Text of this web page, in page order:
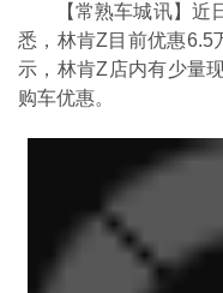
【常熟车城讯】近日
悉，林肯Z目前优惠6.5
示，林肯Z店内有少量
购车优惠。